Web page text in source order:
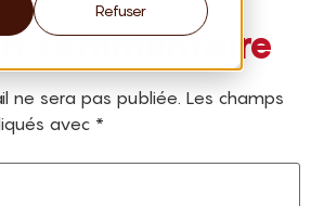
Refuser
commentaire
ne sera pas publiée. Les champs
avec *